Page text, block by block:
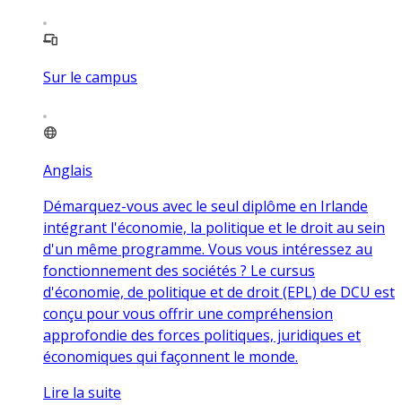
Sur le campus
Anglais
Démarquez-vous avec le seul diplôme en Irlande
intégrant l'économie, la politique et le droit au sein
d'un même programme. Vous vous intéressez au
fonctionnement des sociétés ? Le cursus
d'économie, de politique et de droit (EPL) de DCU est
conçu pour vous offrir une compréhension
approfondie des forces politiques, juridiques et
économiques qui façonnent le monde.
Lire la suite